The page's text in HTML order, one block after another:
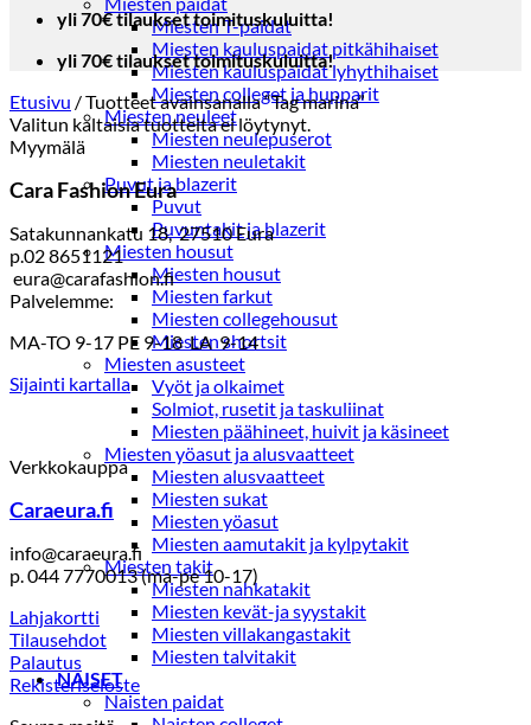
Miesten T-paidat
Miesten kauluspaidat pitkähihaiset
Miesten kauluspaidat lyhythihaiset
Miesten colleget ja hupparit
Miesten neuleet
Miesten neulepuserot
Miesten neuletakit
Puvut ja blazerit
Puvut
Puvuntakit ja blazerit
Miesten housut
Miesten housut
Miesten farkut
Miesten collegehousut
Miesten shortsit
Miesten asusteet
Vyöt ja olkaimet
Solmiot, rusetit ja taskuliinat
Miesten päähineet, huivit ja käsineet
Miesten yöasut ja alusvaatteet
Miesten alusvaatteet
Miesten sukat
Miesten yöasut
Miesten aamutakit ja kylpytakit
Miesten takit
Miesten nahkatakit
Miesten kevät-ja syystakit
Miesten villakangastakit
Miesten talvitakit
NAISET
Naisten paidat
yli 70€ tilaukset toimituskuluitta!
yli 70€ tilaukset toimituskuluitta!
Etusivu /Tuotteet avainsanalla “Tag marina”
Valitun kaltaisia tuotteita ei löytynyt.
Myymälä
Cara Fashion Eura
Satakunnankatu 18, 27510 Eura
p.02 8651121
eura@carafashion.fi
Palvelemme:
MA-TO 9-17 PE 9-18 LA 9-14
Sijainti kartalla
Verkkokauppa
Caraeura.fi
info@caraeura.fi
p. 044 7770013 (ma-pe 10-17)
Lahjakortti
Tilausehdot
Palautus
Rekisteriseloste